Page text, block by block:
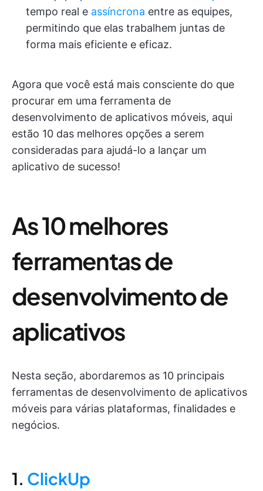
tempo real e assíncrona entre as equipes,
permitindo que elas trabalhem juntas de
forma mais eficiente e eficaz.
Agora que você está mais consciente do que
procurar em uma ferramenta de
desenvolvimento de aplicativos móveis, aqui
estão 10 das melhores opções a serem
consideradas para ajudá-lo a lançar um
aplicativo de sucesso!
As 10 melhores
ferramentas de
desenvolvimento de
aplicativos
Nesta seção, abordaremos as 10 principais
ferramentas de desenvolvimento de aplicativos
móveis para várias plataformas, finalidades e
negócios.
1. ClickUp